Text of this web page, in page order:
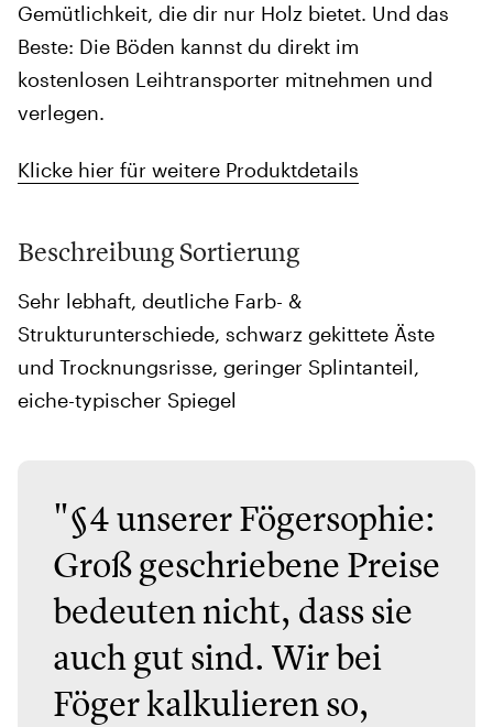
Gemütlichkeit, die dir nur Holz bietet. Und das
Beste: Die Böden kannst du direkt im
kostenlosen Leihtransporter mitnehmen und
verlegen.
Klicke hier für weitere Produktdetails
Beschreibung Sortierung
Sehr lebhaft, deutliche Farb- &
Strukturunterschiede, schwarz gekittete Äste
und Trocknungsrisse, geringer Splintanteil,
eiche-typischer Spiegel
"§4 unserer Fögersophie:
Groß geschriebene Preise
bedeuten nicht, dass sie
auch gut sind. Wir bei
Föger kalkulieren so,